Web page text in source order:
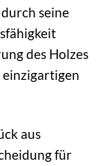
seine
des Holzes
einzigartigen
aus
für